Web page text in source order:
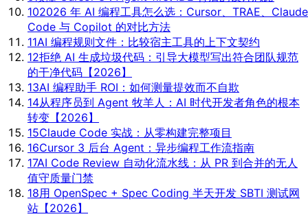
102026 年 AI 编程工具怎么选：Cursor、TRAE、Claude
Code 与 Copilot 的对比方法
11AI 编程规则文件：比较宿主工具的上下文契约
12拒绝 AI 生成垃圾代码：引导大模型写出符合团队规范
的干净代码【2026】
13AI 编程助手 ROI：如何测量提效而不自欺
14从程序员到 Agent 牧羊人：AI 时代开发者角色的根本
转变【2026】
15Claude Code 实战：从零构建完整项目
16Cursor 3 后台 Agent：异步编程工作流指南
17AI Code Review 自动化流水线：从 PR 到合并的无人
值守质量门禁
18用 OpenSpec + Spec Coding 半天开发 SBTI 测试网
站【2026】